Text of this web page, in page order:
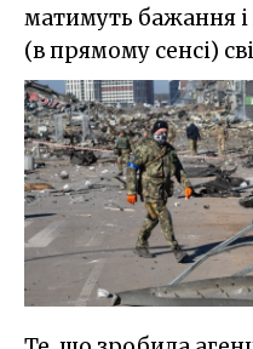
матимуть бажання
(в прямому сенсі)